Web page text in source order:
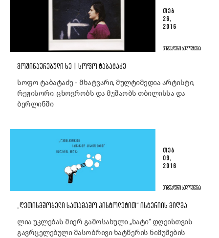
ᲗᲔᲑ
26,
2016
ᲕᲘᲖᲣᲐᲚᲣᲠᲘ ᲮᲔᲚᲝᲕᲜᲔᲑᲐ
ᲛᲝᲨᲘᲜᲐᲣᲠᲔᲑᲣᲚᲘ ᲮᲔ | ᲡᲝᲤᲝ ᲢᲐᲑᲐᲢᲐᲫᲔ
სოფო ტაბატაძე - მხატვარი, მულტიმედია არტისტი,
რეჟისორი. ცხოვრობს და მუშაობს თბილისსა და
ბერლინში
ᲗᲔᲑ
09,
2016
ᲕᲘᲖᲣᲐᲚᲣᲠᲘ ᲮᲔᲚᲝᲕᲜᲔᲑᲐ
„ᲦᲕᲗᲘᲡᲛᲨᲝᲑᲔᲚᲘ ᲡᲐᲗᲐᲛᲐᲨᲝ ᲞᲘᲡᲢᲝᲚᲔᲢᲘᲗ“ ᲘᲡᲢᲔᲠᲘᲘᲡ ᲛᲘᲦᲛᲐ
ლია უკლებას მიერ გამოსახული „ხატი“ დღეისთვის
გავრცელებული მასობრივი ხატწერის ნიმუშების